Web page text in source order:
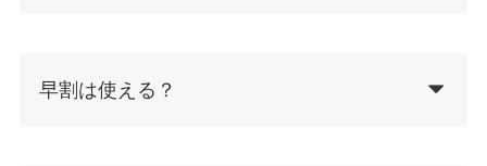
早割は使える？